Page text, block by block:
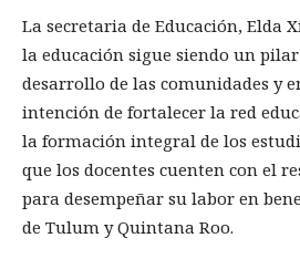
La secretaria de Educación, Elda
la educación sigue siendo un
desarrollo de las comunidades y
intención de fortalecer la red
la formación integral de los
que los docentes cuenten con el
para desempeñar su labor en
de Tulum y Quintana Roo.